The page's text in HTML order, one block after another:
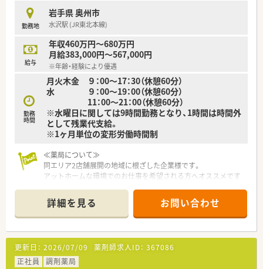
多くの顧客の心を掴み、北東北ナンバーワンの薬局として成長を
続けています。
医療や介護現場との連携により、調剤の必要性をあらためて知っ
てもらう在宅訪問管理業務なども積極的におこなっています。
◎薬局について
日曜日と水曜日が定休日となる完全週休2日制です。
そのため、お休みの予定も立てやすく、プライベートと安定して
両立を図ることが可能です！
薬剤師は基本3名体制で、無理のない仕事量で残業時間も月5時
間程度と少ない環境です。
内科・小児科をメインに応需している関係から、店舗内にはキッ
ズスペースがあり、お子様連れの方でも安心してお待ちいただけ
＼ こんな方がぜひご応募ください！ ／
・思いやりをもって接することができ、気配りができる方
働きたい方
・経験浅い方も大歓迎！教育体制が整っている環境で働きたい方
勤務地
岩手県 奥州市
水沢駅 (JR東北本線)
給与
年収460万円～680万円
月給383,000円～567,000円
※年齢・経験により優遇
勤務
時間
月火木金 ９：00～17：30（休憩60分）
水 ９：00～19：00（休憩60分）
11：00～21：00（休憩60分）
※水曜日に関しては9時間勤務となり、1時間は時間外
として残業代支給。
※1ヶ月単位の変形労働時間制
≪薬局について≫
同エリア2店舗展開の地域に根ざした企業様です。
アットホームな環境でのお仕事を希望される方へオススメです
詳細を見る お問い合わせ
更新日： 2026/07/09 薬剤師求人ID： 367086
正社員
調剤薬局